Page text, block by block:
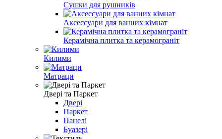
Сушки для рушників
Аксессуари для ванних кімнат
Керамічна плитка та керамограніт
Килими
Матраци
Двері та Паркет
Двері
Паркет
Панелі
Буазері